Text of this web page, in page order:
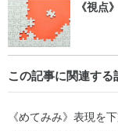
《視点
この記事に関連する
《めてみみ》表現を